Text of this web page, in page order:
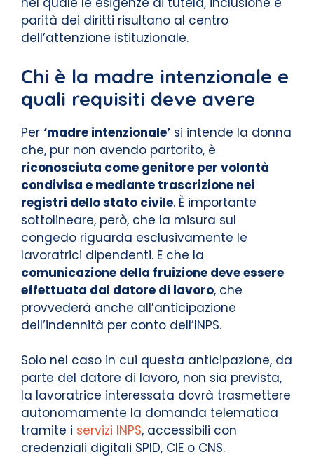
parità dei diritti risultano al centro
dell’attenzione istituzionale.
Chi è la madre intenzionale e
quali requisiti deve avere
Per ‘madre intenzionale’ si intende la donna
che, pur non avendo partorito, è
riconosciuta come genitore per volontà
condivisa e mediante trascrizione nei
registri dello stato civile. È importante
sottolineare, però, che la misura sul
congedo riguarda esclusivamente le
lavoratrici dipendenti. E che la
comunicazione della fruizione deve essere
effettuata dal datore di lavoro, che
provvederà anche all’anticipazione
dell’indennità per conto dell’INPS.
Solo nel caso in cui questa anticipazione, da
parte del datore di lavoro, non sia prevista,
la lavoratrice interessata dovrà trasmettere
autonomamente la domanda telematica
tramite i servizi INPS, accessibili con
credenziali digitali SPID, CIE o CNS.